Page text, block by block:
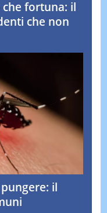
fortuna: il
che non
il